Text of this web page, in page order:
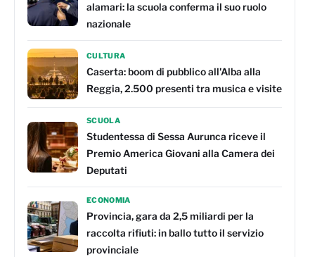
alamari: la scuola conferma il suo ruolo
nazionale
CULTURA
Caserta: boom di pubblico all'Alba alla
Reggia, 2.500 presenti tra musica e visite
SCUOLA
Studentessa di Sessa Aurunca riceve il
Premio America Giovani alla Camera dei
Deputati
ECONOMIA
Provincia, gara da 2,5 miliardi per la
raccolta rifiuti: in ballo tutto il servizio
provinciale